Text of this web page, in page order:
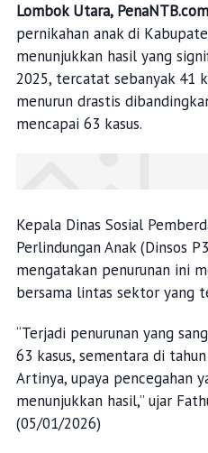
Lombok Utara,
pernikahan anak di
menunjukkan hasil yang
2025, tercatat sebanyak 41
menurun drastis
mencapai 63 kasus.
Kepala Dinas Sosial
Perlindungan Anak (Dinsos
mengatakan penurunan ini
bersama lintas sektor yang
“Terjadi penurunan yang
63 kasus, sementara di
Artinya, upaya pencegahan
menunjukkan hasil,” ujar
(05/01/2026)